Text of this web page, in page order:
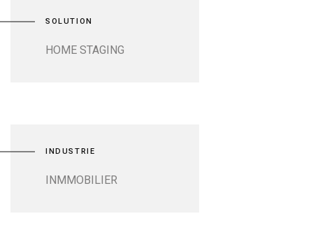
SOLUTION
HOME STAGING
INDUSTRIE
INMMOBILIER